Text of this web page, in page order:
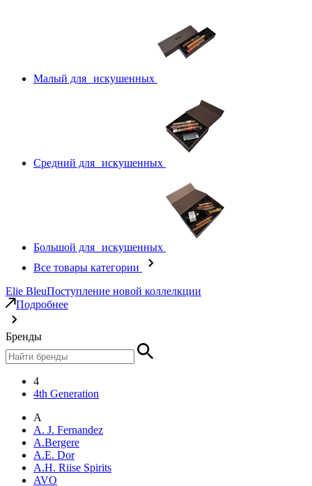
Малый для искушенных
Средний для искушенных
Большой для искушенных
Все товары категории
Elie BleuПоступление новой коллелкции
Подробнее
Бренды
4
4th Generation
A
A. J. Fernandez
A.Bergere
A.E. Dor
A.H. Riise Spirits
AVO